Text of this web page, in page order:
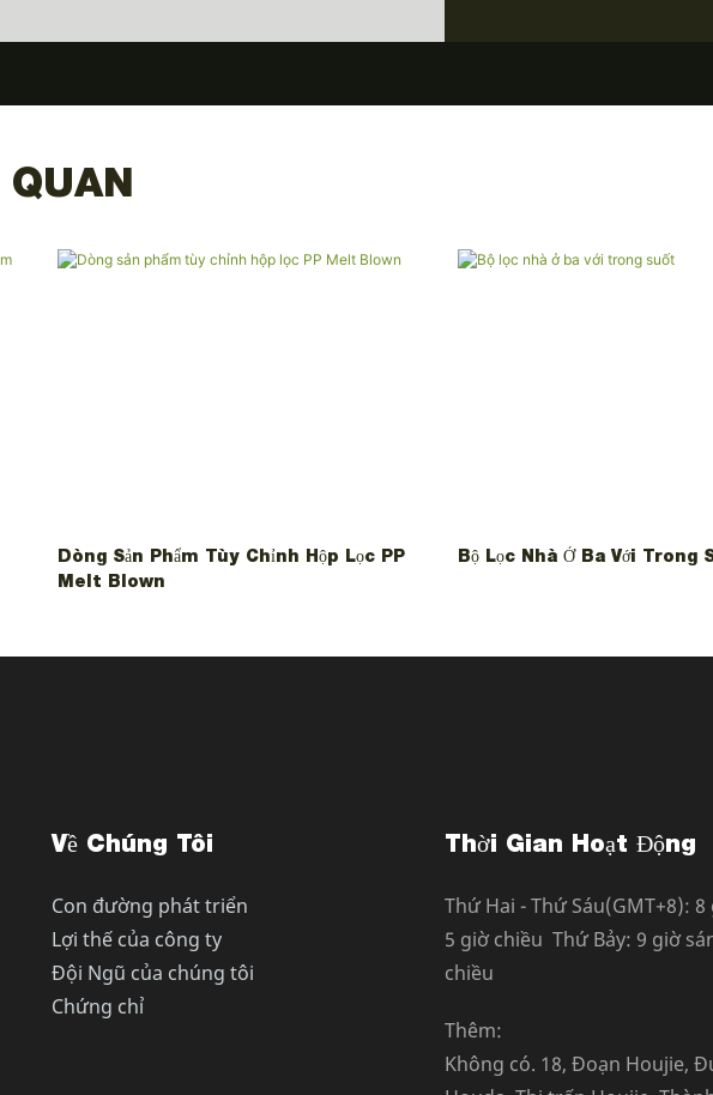
Dòng Sản Phẩm Tùy Chỉnh Hộp Lọc PP
Melt Blown
Bộ Lọc Nhà Ở Ba Với Trong
Về Chúng Tôi
Con đường phát triển
Lợi thế của công ty
Đội Ngũ của chúng tôi
Chứng chỉ
Thời Gian Hoạt Động
Thứ Hai - Thứ Sáu(GMT+8):
5 giờ chiều Thứ Bảy: 9 giờ
chiều
Thêm:
Không có. 18, Đoạn Houjie,